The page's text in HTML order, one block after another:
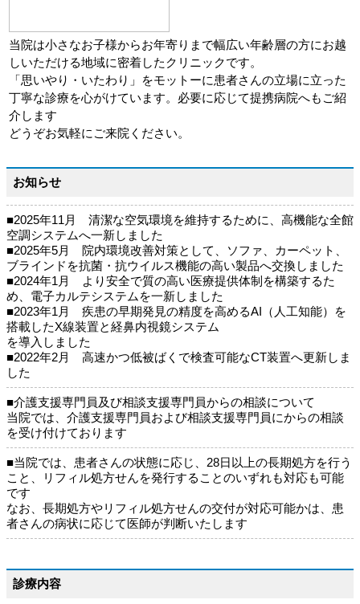
当院は小さなお子様からお年寄りまで幅広い年齢層の方にお越
しいただける地域に密着したクリニックです。
「思いやり・いたわり」をモットーに患者さんの立場に立った
丁寧な診療を心がけています。必要に応じて提携病院へもご紹
介します
どうぞお気軽にご来院ください。
お知らせ
■2025年11月 清潔な空気環境を維持するために、高機能な全館
空調システムへ一新しました
■2025年5月 院内環境改善対策として、ソファ、カーペット、
ブラインドを抗菌・抗ウイルス機能の高い製品へ交換しました
■2024年1月 より安全で質の高い医療提供体制を構築するた
め、電子カルテシステムを一新しました
■2023年1月 疾患の早期発見の精度を高めるAI（人工知能）を
搭載したX線装置と経鼻内視鏡システム
を導入しました
■2022年2月 高速かつ低被ばくで検査可能なCT装置へ更新しま
した
■介護支援専門員及び相談支援専門員からの相談について
当院では、介護支援専門員および相談支援専門員にからの相談
を受け付けております
■当院では、患者さんの状態に応じ、28日以上の長期処方を行う
こと、リフィル処方せんを発行することのいずれも対応も可能
です
なお、長期処方やリフィル処方せんの交付が対応可能かは、患
者さんの病状に応じて医師が判断いたします
診療内容